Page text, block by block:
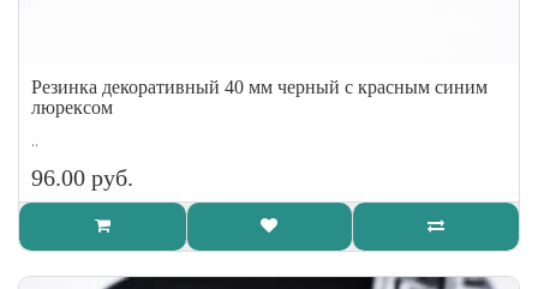
Резинка декоративный 40 мм черный с красным синим
люрексом
..
96.00 руб.